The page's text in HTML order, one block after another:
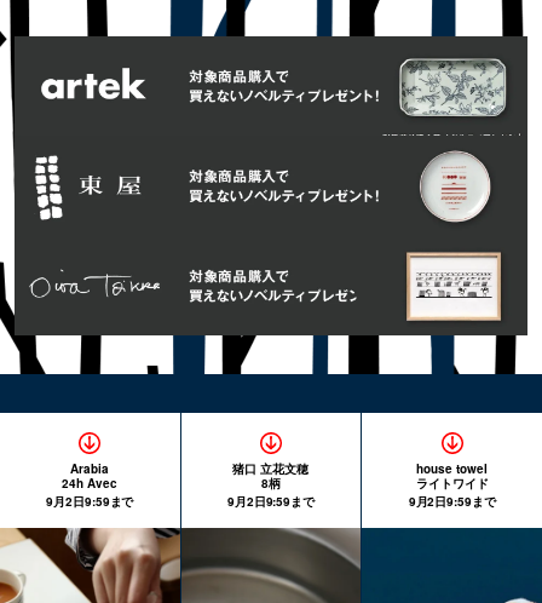
Arabia
24h Avec
9月2日9:59まで
猪口 立花文穂
8柄
9月2日9:59まで
house towel
ライトワイド
9月2日9:59まで